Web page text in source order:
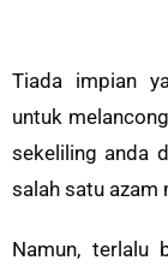
Tiada impian
untuk
sekeliling anda
salah satu azam
Namun, terlalu